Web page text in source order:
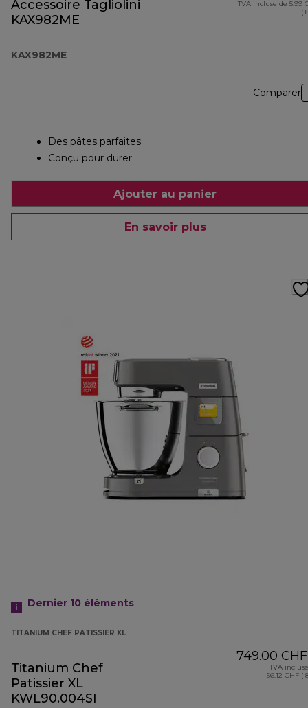
Accessoire Tagliolini
KAX982ME
KAX982ME
TVA incluse de 5.99
(
Comparer
Des pâtes parfaites
Conçu pour durer
Ajouter au panier
En savoir plus
Dernier 10 éléments
TITANIUM CHEF PATISSIER XL
Titanium Chef
Patissier XL
KWL90.004SI
749.00 CHF
TVA
56.12 CHF (